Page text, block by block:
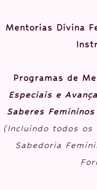
Mentorias Divina
Programas de
Especiais e
Saberes
(Incluindo todos os
Sabedoria